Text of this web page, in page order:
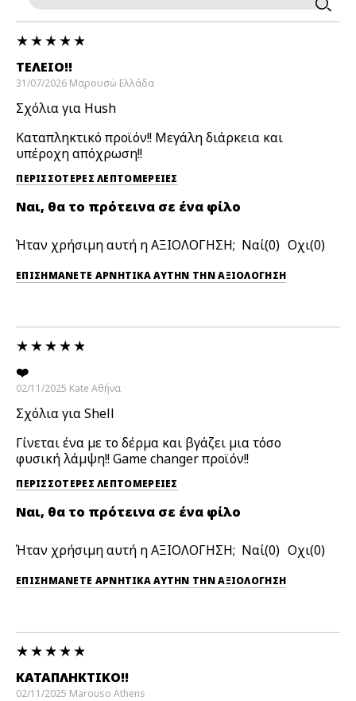
ΤΈΛΕΙΟ!!
31/07/2026 Μαρουσώ Ελλάδα
Σχόλια για Hush
Καταπληκτικό προϊόν!! Μεγάλη διάρκεια και
υπέροχη απόχρωση!!
ΠΕΡΙΣΣΌΤΕΡΕΣ ΛΕΠΤΟΜΈΡΕΙΕΣ
Ναι, θα το πρότεινα σε ένα φίλο
Ήταν χρήσιμη αυτή η ΑΞΙΟΛΟΓΗΣΗ; 0 0
ΕΠΙΣΗΜΆΝΕΤΕ ΑΡΝΗΤΙΚΆ ΑΥΤΉΝ ΤΗΝ ΑΞΙΟΛΟΓΗΣΗ
❤️
02/11/2025 Kate Αθήνα
Σχόλια για Shell
Γίνεται ένα με το δέρμα και βγάζει μια τόσο
φυσική λάμψη!! Game changer προϊόν!!
ΠΕΡΙΣΣΌΤΕΡΕΣ ΛΕΠΤΟΜΈΡΕΙΕΣ
Ναι, θα το πρότεινα σε ένα φίλο
Ήταν χρήσιμη αυτή η ΑΞΙΟΛΟΓΗΣΗ; 0 0
ΕΠΙΣΗΜΆΝΕΤΕ ΑΡΝΗΤΙΚΆ ΑΥΤΉΝ ΤΗΝ ΑΞΙΟΛΟΓΗΣΗ
ΚΑΤΑΠΛΗΚΤΙΚΌ!!
02/11/2025 Marouso Athens